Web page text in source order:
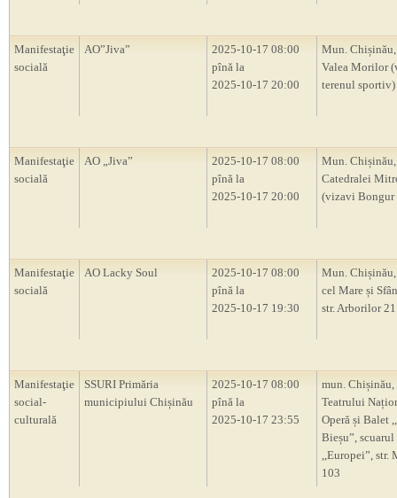
Manifestaţie
socială
AO”Jiva”
2025-10-17 08:00
pînă la
2025-10-17 20:00
Mun.
Valea Morilor
terenul sportiv)
Manifestaţie
socială
AO „Jiva”
2025-10-17 08:00
pînă la
2025-10-17 20:00
Mun.
Catedralei
(vizavi Bongur
Manifestaţie
socială
AO Lacky Soul
2025-10-17 08:00
pînă la
2025-10-17 19:30
Mun.
cel Mare și
str. Arborilor
Manifestaţie
social-
culturală
SSURI Primăria
municipiului Chișinău
2025-10-17 08:00
pînă la
2025-10-17 23:55
mun. Chișinău,
Teatrului
Operă și Balet
Bieșu”, scuarul
,,Europei”, str.
103